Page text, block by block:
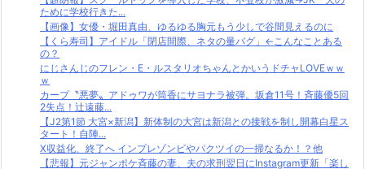
ために学校行きた...
【画像】女優・堀田真由、ゆるゆる胸元もう少しで谷間見えるのに
【くら寿司】アイドル「閉店間際、ネタの量バグ」←こんなことある
の？
にじさんじのフレン・E・ルスタリオちゃんとかいうドチャLOVEｗｗ
ｗ
カープ〝悪夢〟アドゥワが筒香にサヨナラ被弾。坂倉11号！斉藤優5回
2失点！辻遠藤...
【J2第1節 大宮×新潟】新体制の大宮は新潟との接戦を制し開幕白星ス
タート！自陣...
X収益化、終了へ インプレゾンビやパクツイの一掃なるか！？他
【悲報】元ジャンポケ斉藤の妻、夫の求刑翌日にInstagram更新「楽し